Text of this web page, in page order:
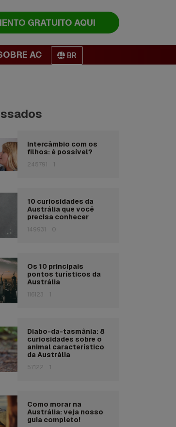
GRATUITO AQUI
AC BR
Intercâmbio com os
filhos: é possível?
245791 1
10 curiosidades da
Austrália que você
precisa conhecer
149931 0
Os 10 principais
pontos turísticos da
Austrália
116123 1
Diabo-da-tasmânia: 8
curiosidades sobre o
animal característico
da Austrália
57122 1
Como morar na
Austrália: veja nosso
guia completo!